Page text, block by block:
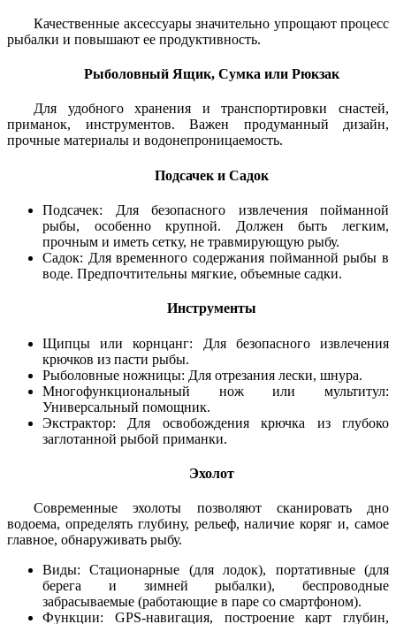
Качественные аксессуары значительно упрощают процесс
рыбалки и повышают ее продуктивность.
Рыболовный Ящик, Сумка или Рюкзак
Для удобного хранения и транспортировки снастей,
приманок, инструментов. Важен продуманный дизайн,
прочные материалы и водонепроницаемость.
Подсачек и Садок
Подсачек: Для безопасного извлечения пойманной
рыбы, особенно крупной. Должен быть легким,
прочным и иметь сетку, не травмирующую рыбу.
Садок: Для временного содержания пойманной рыбы в
воде. Предпочтительны мягкие, объемные садки.
Инструменты
Щипцы или корнцанг: Для безопасного извлечения
крючков из пасти рыбы.
Рыболовные ножницы: Для отрезания лески, шнура.
Многофункциональный нож или мультитул:
Универсальный помощник.
Экстрактор: Для освобождения крючка из глубоко
заглотанной рыбой приманки.
Эхолот
Современные эхолоты позволяют сканировать дно
водоема, определять глубину, рельеф, наличие коряг и, самое
главное, обнаруживать рыбу.
Виды: Стационарные (для лодок), портативные (для
берега и зимней рыбалки), беспроводные
забрасываемые (работающие в паре со смартфоном).
Функции: GPS-навигация, построение карт глубин,